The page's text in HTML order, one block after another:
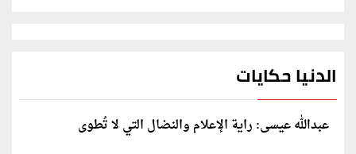
الدنيا حكايات
عبدالله عيسى: راية الإعلام والنضال التي لا تُطوى